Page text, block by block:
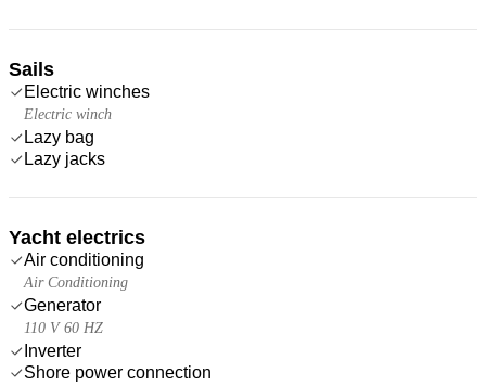
Sails
Electric winches
Electric winch
Lazy bag
Lazy jacks
Yacht electrics
Air conditioning
Air Conditioning
Generator
110 V 60 HZ
Inverter
Shore power connection